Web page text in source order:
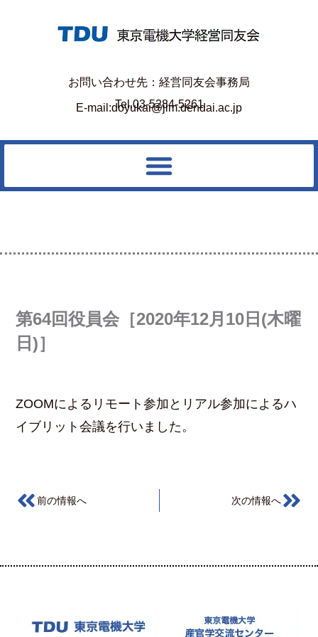
お問い合わせ先：経営同友会事務局
Tel.03-5284-5261
E-mail:doyukai@jim.dendai.ac.jp
第64回役員会［2020年12月10日(木曜
日)］
ZOOMによるリモート参加とリアル参加によるハ
イブリット会議を行いました。
前の情報へ 次の情報へ